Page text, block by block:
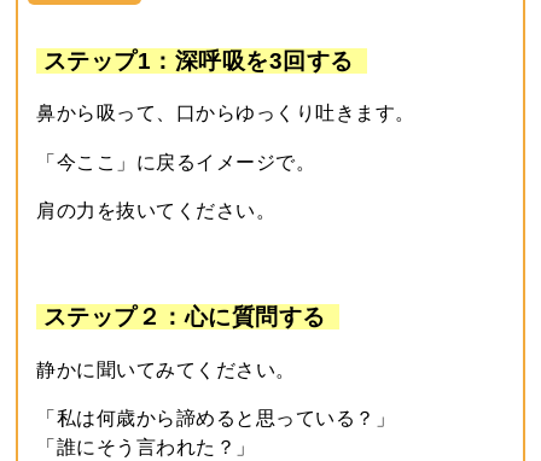
ステップ1：深呼吸を3回する
鼻から吸って、口からゆっくり吐きます。
「今ここ」に戻るイメージで。
肩の力を抜いてください。
ステップ２：心に質問する
静かに聞いてみてください。
「私は何歳から諦めると思っている？」
「誰にそう言われた？」